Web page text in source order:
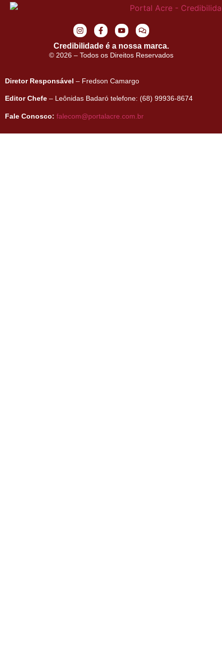
Credibilidade é a nossa marca.
© 2026 – Todos os Direitos Reservados
Diretor Responsável – Fredson Camargo
Editor Chefe – Leônidas Badaró telefone: (68) 99936-8674
Fale Conosco: falecom@portalacre.com.br